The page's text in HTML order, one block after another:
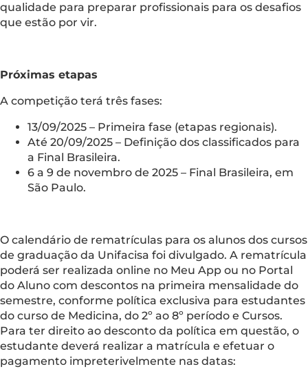
qualidade para preparar profissionais para os desafios
que estão por vir.
Próximas etapas
A competição terá três fases:
13/09/2025 – Primeira fase (etapas regionais).
Até 20/09/2025 – Definição dos classificados para
a Final Brasileira.
6 a 9 de novembro de 2025 – Final Brasileira, em
São Paulo.
O calendário de rematrículas para os alunos dos cursos
de graduação da Unifacisa foi divulgado. A rematrícula
poderá ser realizada online no Meu App ou no Portal
do Aluno com descontos na primeira mensalidade do
semestre, conforme política exclusiva para estudantes
do curso de Medicina, do 2º ao 8º período e Cursos.
Para ter direito ao desconto da política em questão, o
estudante deverá realizar a matrícula e efetuar o
pagamento impreterivelmente nas datas: